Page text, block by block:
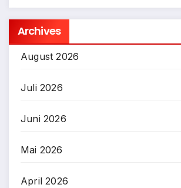
Archives
August 2026
Juli 2026
Juni 2026
Mai 2026
April 2026